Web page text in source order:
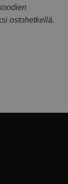
ostohetkellä.